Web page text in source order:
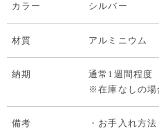
カラー シルバー
材質 アルミニウム
納期
通常1週間程度
※在庫なしの場
備考 ・お手入れ方